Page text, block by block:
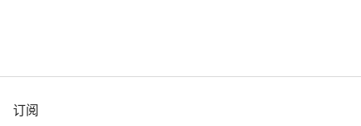
订阅